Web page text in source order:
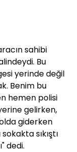
sahibi
Bu
yerinde değil
Benim bu
hemen polisi
gelirken,
giderken
sıkıştı
dedi.